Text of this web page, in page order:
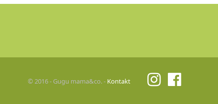
© 2016 - Gugu mama&co. - Kontakt